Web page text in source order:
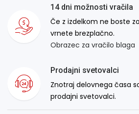
14 dni možnosti vračila
Če z izdelkom ne boste
vrnete brezplačno.
Obrazec za vračilo blaga
Prodajni svetovalci
Znotraj delovnega časa
prodajni svetovalci.